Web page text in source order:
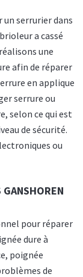
serrurier dans
a cassé
une
afin de réparer
en applique
serrure ou
selon ce qui est
de sécurité.
ou
GANSHOREN
pour réparer
dure à
poignée
de